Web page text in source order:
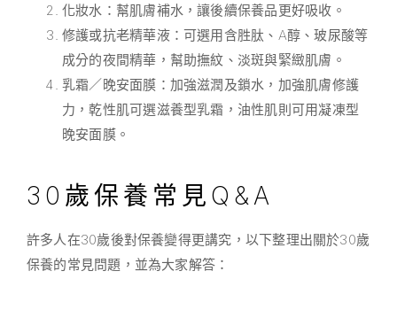
化妝水：幫肌膚補水，讓後續保養品更好吸收。
修護或抗老精華液：可選用含胜肽、A醇、玻尿酸等
成分的夜間精華，幫助撫紋、淡斑與緊緻肌膚。
乳霜／晚安面膜：加強滋潤及鎖水，加強肌膚修護
力，乾性肌可選滋養型乳霜，油性肌則可用凝凍型
晚安面膜。
30歲保養常見Q&A
許多人在30歲後對保養變得更講究，以下整理出關於30歲
保養的常見問題，並為大家解答：